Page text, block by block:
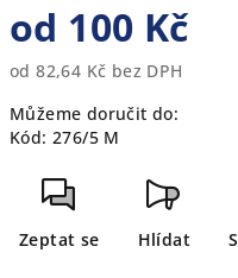
od 100 Kč
od82,64 Kč bez DPH
cena:
Můžeme doručit do:
Kód: 276/5 M
Zeptat se Hlídat